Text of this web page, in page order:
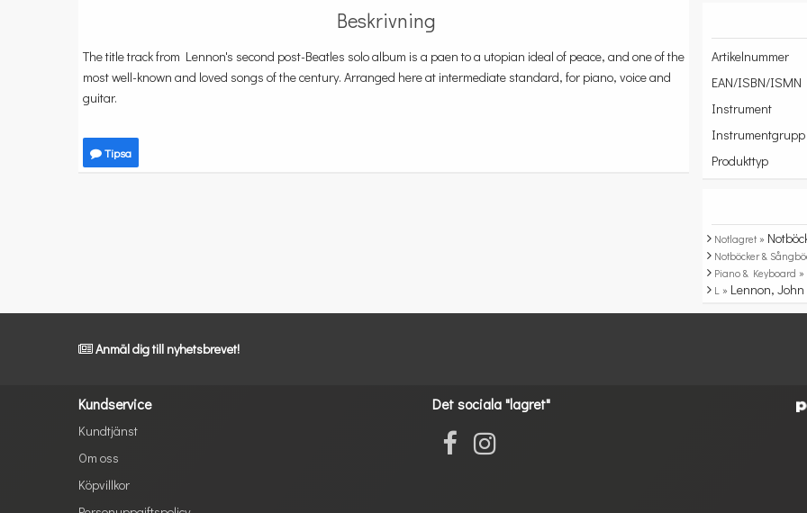
Beskrivning
The title track from Lennon's second post-Beatles solo album is a paen to a utopian ideal of peace, and one of the
most well-known and loved songs of the century. Arranged here at intermediate standard, for piano, voice and
guitar.
Tipsa
Artikelnummer
EAN/ISBN/ISMN
Instrument
Instrumentgrupp
Produkttyp
Notlagret »
Notböcker &
Piano & Keyboard »
L » Lennon, John
Anmäl dig till nyhetsbrevet!
Kundservice
Kundtjänst
Om oss
Köpvillkor
Det sociala "lagret"